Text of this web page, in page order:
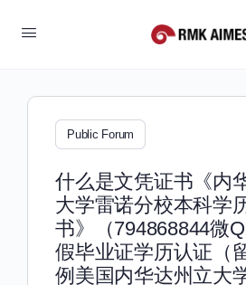
Public Forum
什么是文凭证书《内
大学雷诺分校本科学
书》（794868844微
假毕业证学历认证（
例美国内华达州立大